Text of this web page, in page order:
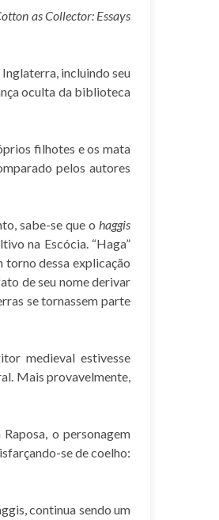
as Collector: Essays
incluindo seu
oculta da biblioteca
filhotes e os mata
pelos autores
sabe-se que o haggis
na Escócia. “Haga”
torno dessa explicação
de seu nome derivar
se tornassem parte
medieval estivesse
Mais provavelmente,
o personagem
se de coelho:
continua sendo um